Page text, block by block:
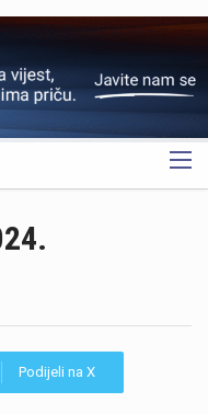
Podijeli na X